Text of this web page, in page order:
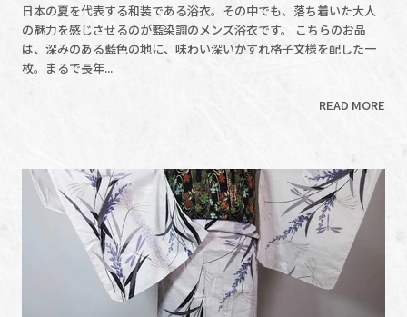
日本の夏を代表する和装である浴衣。その中でも、落ち着いた大人
の魅力を感じさせるのが藍染調のメンズ浴衣です。 こちらのお品
は、深みのある藍色の地に、味わい深いかすれ格子文様を配した一
枚。まるで長年...
READ MORE